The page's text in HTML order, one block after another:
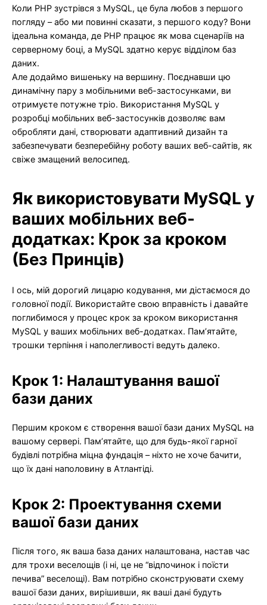
Коли PHP зустрівся з MySQL, це була любов з першого
погляду – або ми повинні сказати, з першого коду? Вони
ідеальна команда, де PHP працює як мова сценаріїв на
серверному боці, а MySQL здатно керує відділом баз
даних.
Але додаймо вишеньку на вершину. Поєднавши цю
динамічну пару з мобільними веб-застосунками, ви
отримуєте потужне тріо. Використання MySQL у
розробці мобільних веб-застосунків дозволяє вам
обробляти дані, створювати адаптивний дизайн та
забезпечувати безперебійну роботу ваших веб-сайтів, як
свіже змащений велосипед.
Як використовувати MySQL у
ваших мобільних веб-
додатках: Крок за кроком
(Без Принців)
І ось, мій дорогий лицарю кодування, ми дістаємося до
головної події. Використайте свою вправність і давайте
поглибимося у процес крок за кроком використання
MySQL у ваших мобільних веб-додатках. Пам’ятайте,
трошки терпіння і наполегливості ведуть далеко.
Крок 1: Налаштування вашої
бази даних
Першим кроком є створення вашої бази даних MySQL на
вашому сервері. Пам’ятайте, що для будь-якої гарної
будівлі потрібна міцна фундація – ніхто не хоче бачити,
що їх дані наполовину в Атлантіді.
Крок 2: Проектування схеми
вашої бази даних
Після того, як ваша база даних налаштована, настав час
для трохи веселощів (і ні, це не “відпочинок і поїсти
печива” веселощі). Вам потрібно сконструювати схему
вашої бази даних, вирішивши, як ваші дані будуть